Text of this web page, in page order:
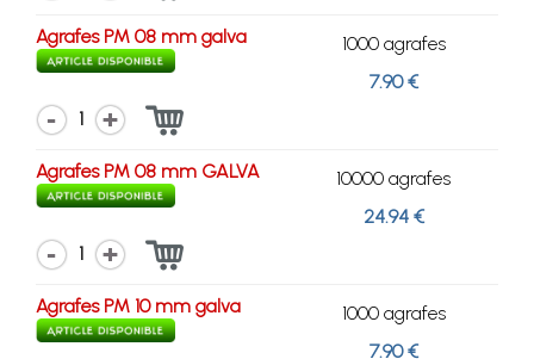
Agrafes PM 08 mm galva
1000 agrafes
7.90 €
1
Agrafes PM 08 mm GALVA
10000 agrafes
24.94 €
1
Agrafes PM 10 mm galva
1000 agrafes
7.90 €